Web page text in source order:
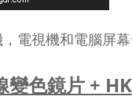
電視機和電腦屏幕
變色鏡片 +